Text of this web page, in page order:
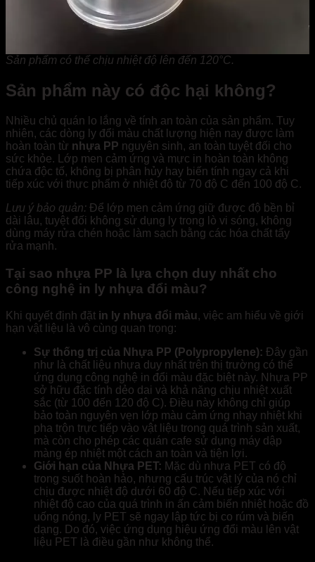
Sản phẩm có thể chịu nhiệt độ lên đến 120°C.
Sản phẩm này có độc hại không?
Nhiều chủ quán lo lắng về tính an toàn của sản phẩm. Tuy
nhiên, các dòng ly đổi màu chất lượng hiện nay được làm
hoàn toàn từ nhựa PP nguyên sinh, an toàn tuyệt đối cho
sức khỏe. Lớp men cảm ứng và mực in hoàn toàn không
chứa độc tố, không bị phân hủy hay biến tính ngay cả khi
tiếp xúc với thực phẩm ở nhiệt độ từ 70 độ C đến 100 độ C.
Lưu ý bảo quản: Để lớp men cảm ứng giữ được độ bền bỉ
dài lâu, tuyệt đối không sử dụng ly trong lò vi sóng, không
dùng máy rửa chén hoặc làm sạch bằng các hóa chất tẩy
rửa mạnh.
Tại sao nhựa PP là lựa chọn duy nhất cho
công nghệ in ly nhựa đổi màu?
Khi quyết định đặt in ly nhựa đổi màu, việc am hiểu về giới
hạn vật liệu là vô cùng quan trọng:
Sự thống trị của Nhựa PP (Polypropylene): Đây gần
như là chất liệu nhựa duy nhất trên thị trường có thể
ứng dụng công nghệ in đổi màu đặc biệt này. Nhựa PP
sở hữu đặc tính dẻo dai và khả năng chịu nhiệt xuất
sắc (từ 100 đến 120 độ C). Điều này không chỉ giúp
bảo toàn nguyên vẹn lớp màu cảm ứng nhạy nhiệt khi
pha trộn trực tiếp vào vật liệu trong quá trình sản xuất,
mà còn cho phép các quán cafe sử dụng máy dập
màng ép nhiệt một cách an toàn và tiện lợi.
Giới hạn của Nhựa PET: Mặc dù nhựa PET có độ
trong suốt hoàn hảo, nhưng cấu trúc vật lý của nó chỉ
chịu được nhiệt độ dưới 60 độ C. Nếu tiếp xúc với
nhiệt độ cao của quá trình in ấn cảm biến nhiệt hoặc đồ
uống nóng, ly PET sẽ ngay lập tức bị co rúm và biến
dạng. Do đó, việc ứng dụng hiệu ứng đổi màu lên vật
liệu PET là điều gần như không thể.